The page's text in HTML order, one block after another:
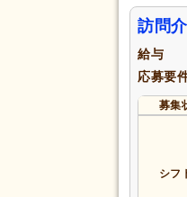
給与
福利
アク
訪問
給与
応募要
募集
シフ